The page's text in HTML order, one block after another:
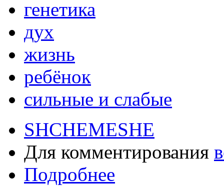
генетика
дух
жизнь
ребёнок
сильные и слабые
SHCHEMESHE
Для комментирования
Подробнее